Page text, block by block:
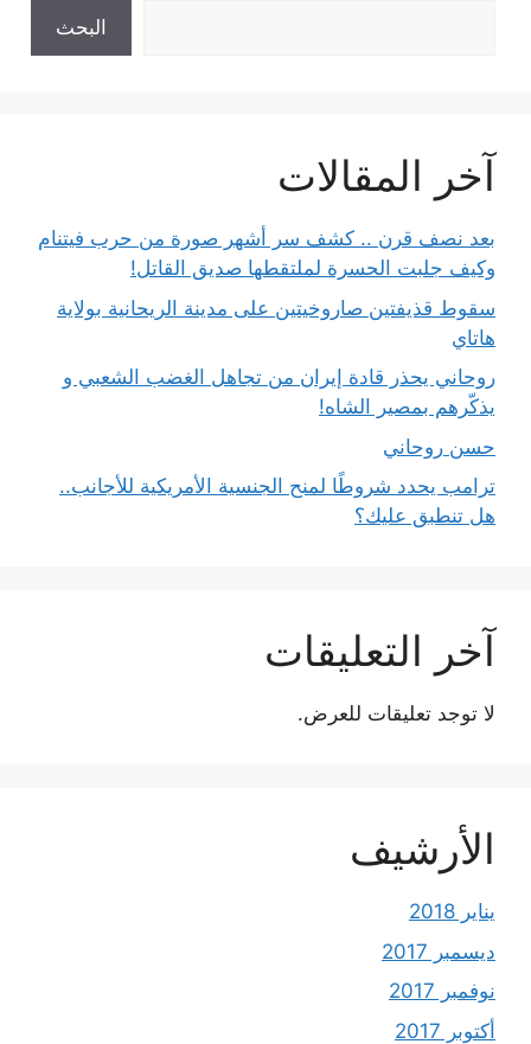
البحث
آخر المقالات
بعد نصف قرن .. كشف سر أشهر صورة من حرب فيتنام
وكيف جلبت الحسرة لملتقطها صديق القاتل!
سقوط قذيفتين صاروخيتين على مدينة الريحانية بولاية
هاتاي
روحاني يحذر قادة إيران من تجاهل الغضب الشعبي و
يذكّرهم بمصير الشاه!
حسن روحاني
ترامب يحدد شروطًا لمنح الجنسية الأمريكية للأجانب..
هل تنطبق عليك؟
آخر التعليقات
لا توجد تعليقات للعرض.
الأرشيف
يناير 2018
ديسمبر 2017
نوفمبر 2017
أكتوبر 2017